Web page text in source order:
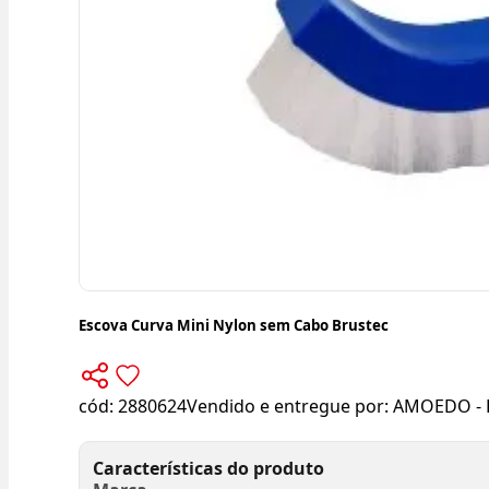
Escova Curva Mini Nylon sem Cabo Brustec
cód: 2880624Vendido e entregue por: AMOEDO -
Características do produto